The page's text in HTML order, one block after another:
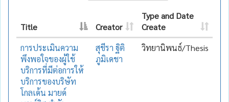
Title Creator
Type and Date
Create
การประเมินความ
พึงพอใจของผู้ใช้
บริการที่มีต่อการให้
บริการของบริษัท
โกลเด้น มายด์
สุชีรา ฐิติ
ภูมิเดชา
วิทยานิพนธ์/Thesis